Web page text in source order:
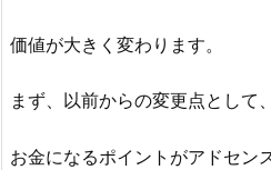
価値が大きく変わります。
まず、以前からの変更点として、
お金になるポイントがアドセン